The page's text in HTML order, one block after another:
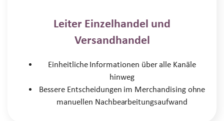
Leiter Einzelhandel und
Versandhandel
Einheitliche Informationen über alle Kanäle
hinweg
Bessere Entscheidungen im Merchandising ohne
manuellen Nachbearbeitungsaufwand